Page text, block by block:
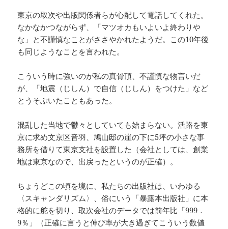
東京の取次や出版関係者らが心配して電話してくれた。
なかなかつながらず、「マツオカもいよいよ終わりや
な」と不謹慎なことがささやかれたようだ。この10年後
も同じようなことを言われた。
こういう時に強いのが私の真骨頂、不謹慎な物言いだ
が、「地震（じしん）で自信（じしん）をつけた」など
とうそぶいたこともあった。
混乱した当地で鬱々としていても始まらない。活路を東
京に求め文京区音羽、鳩山邸の崖の下に5坪の小さな事
務所を借りて東京支社を設置した（会社としては、創業
地は東京なので、出戻ったというのが正確）。
ちょうどこの頃を境に、私たちの出版社は、いわゆる
〈スキャンダリズム〉、俗にいう「暴露本出版社」に本
格的に舵を切り、取次会社のデータでは前年比「999．
9％」（正確に言うと伸び率が大き過ぎてこういう数値